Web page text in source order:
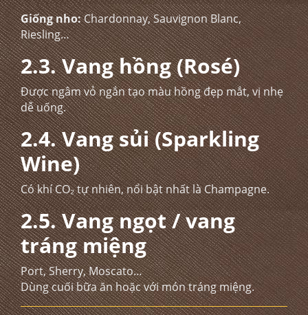
Giống nho:Chardonnay, Sauvignon Blanc,
Riesling…
2.3. Vang hồng (Rosé)
Được ngâm vỏ ngắn tạo màu hồng đẹp mắt, vị nhẹ
dễ uống.
2.4. Vang sủi (Sparkling
Wine)
Có khí CO₂ tự nhiên, nổi bật nhất là Champagne.
2.5. Vang ngọt / vang
tráng miệng
Port, Sherry, Moscato…
Dùng cuối bữa ăn hoặc với món tráng miệng.